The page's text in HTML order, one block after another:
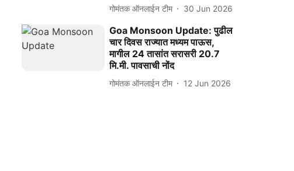
गोमंतक ऑनलाईन टीम 30 Jun 2026
Goa Monsoon Update: पुढील
चार दिवस राज्यात मध्यम पाऊस,
मागील 24 तासांत सरासरी 20.7
मि.मी. पावसाची नोंद
गोमंतक ऑनलाईन टीम 12 Jun 2026